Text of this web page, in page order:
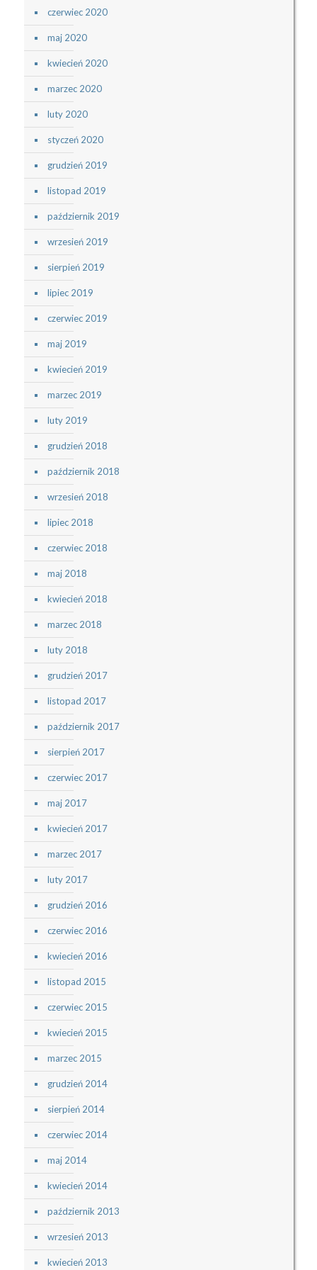
czerwiec 2020
maj 2020
kwiecień 2020
marzec 2020
luty 2020
styczeń 2020
grudzień 2019
listopad 2019
październik 2019
wrzesień 2019
sierpień 2019
lipiec 2019
czerwiec 2019
maj 2019
kwiecień 2019
marzec 2019
luty 2019
grudzień 2018
październik 2018
wrzesień 2018
lipiec 2018
czerwiec 2018
maj 2018
kwiecień 2018
marzec 2018
luty 2018
grudzień 2017
listopad 2017
październik 2017
sierpień 2017
czerwiec 2017
maj 2017
kwiecień 2017
marzec 2017
luty 2017
grudzień 2016
czerwiec 2016
kwiecień 2016
listopad 2015
czerwiec 2015
kwiecień 2015
marzec 2015
grudzień 2014
sierpień 2014
czerwiec 2014
maj 2014
kwiecień 2014
październik 2013
wrzesień 2013
kwiecień 2013